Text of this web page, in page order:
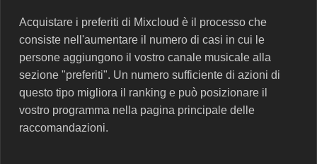
Acquistare i preferiti di Mixcloud è il processo che
consiste nell'aumentare il numero di casi in cui le
persone aggiungono il vostro canale musicale alla
sezione "preferiti". Un numero sufficiente di azioni di
questo tipo migliora il ranking e può posizionare il
vostro programma nella pagina principale delle
raccomandazioni.